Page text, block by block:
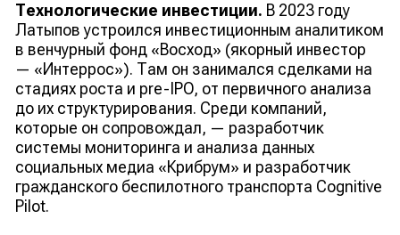
Технологические инвестиции. В 2023 году
Латыпов устроился инвестиционным аналитиком
в венчурный фонд «Восход» (якорный инвестор
— «Интеррос»). Там он занимался сделками на
стадиях роста и pre-IPO, от первичного анализа
до их структурирования. Среди компаний,
которые он сопровождал, — разработчик
системы мониторинга и анализа данных
социальных медиа «Крибрум» и разработчик
гражданского беспилотного транспорта Cognitive
Pilot.